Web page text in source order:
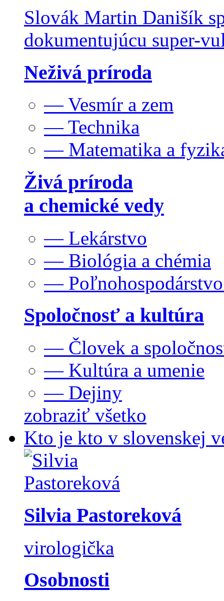
Slovák Martin Danišík
dokumentujúcu super-
Neživá príroda
— Vesmír a zem
— Technika
— Matematika a
Živá príroda
a chemické vedy
— Lekárstvo
— Biológia a chémia
—
Spoločnosť a kultúra
— Človek a
— Kultúra a umenie
— Dejiny
zobraziť všetko
Kto je kto v slovenskej
Silvia Pastoreková
virologička
Osobnosti